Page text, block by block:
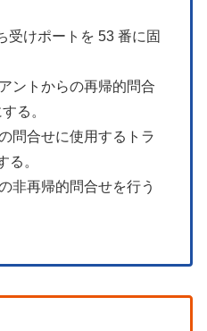
けポートを 53 番に固
ントからの再帰的問合
る。
問合せに使用するトラ
る。
非再帰的問合せを行う